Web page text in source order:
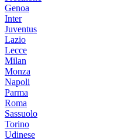
Genoa
Inter
Juventus
Lazio
Lecce
Milan
Monza
Napoli
Parma
Roma
Sassuolo
Torino
Udinese